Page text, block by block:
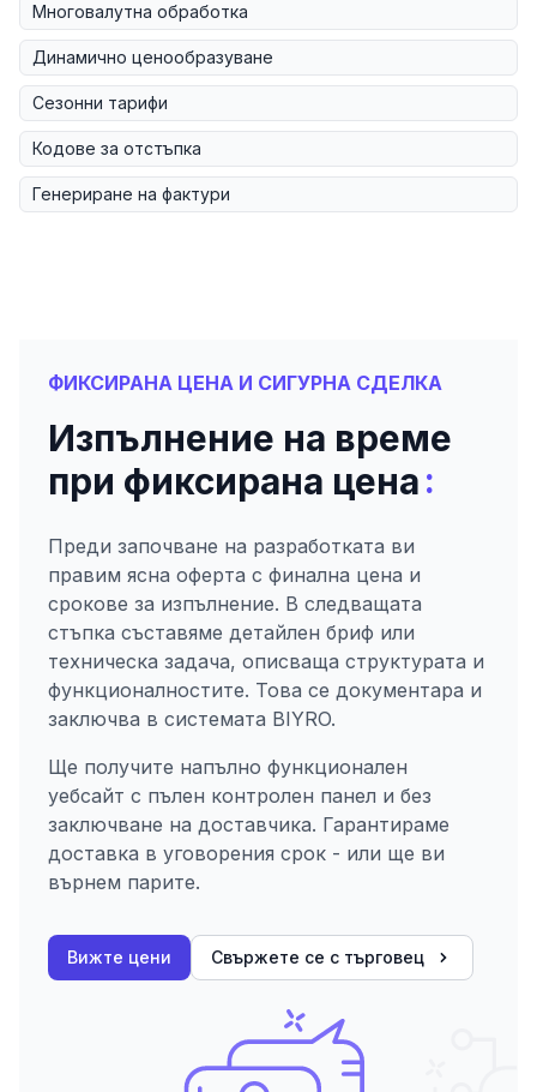
Многовалутна обработка
Динамично ценообразуване
Сезонни тарифи
Кодове за отстъпка
Генериране на фактури
ФИКСИРАНА ЦЕНА И СИГУРНА СДЕЛКА
Изпълнение на време
при фиксирана цена:
Преди започване на разработката ви
правим ясна оферта с финална цена и
срокове за изпълнение. В следващата
стъпка съставяме детайлен бриф или
техническа задача, описваща структурата и
функционалностите. Това се документара и
заключва в системата BIYRO.
Ще получите напълно функционален
уебсайт с пълен контролен панел и без
заключване на доставчика. Гарантираме
доставка в уговорения срок - или ще ви
върнем парите.
Вижте цени Свържете се с търговец